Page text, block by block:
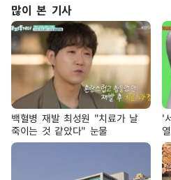
많이 본 기사
백혈병 재발 최성원 "치료가 날
죽이는 것 같았다" 눈물
'